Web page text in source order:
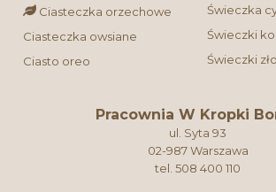
Ciasteczka orzechowe
Ciasteczka owsiane
Ciasto oreo
Świeczka
Świeczki
Świeczki
Pracownia W Kropki
ul. Syta 93
02-987 Warszawa
tel. 508 400 110